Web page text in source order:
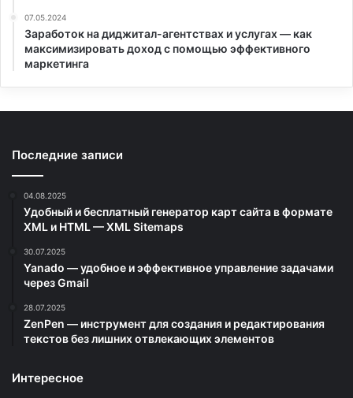
07.05.2024
Заработок на диджитал-агентствах и услугах — как
максимизировать доход с помощью эффективного
маркетинга
Последние записи
04.08.2025
Удобный и бесплатный генератор карт сайта в формате
XML и HTML — XML Sitemaps
30.07.2025
Yanado — удобное и эффективное управление задачами
через Gmail
28.07.2025
ZenPen — инструмент для создания и редактирования
текстов без лишних отвлекающих элементов
Интересное